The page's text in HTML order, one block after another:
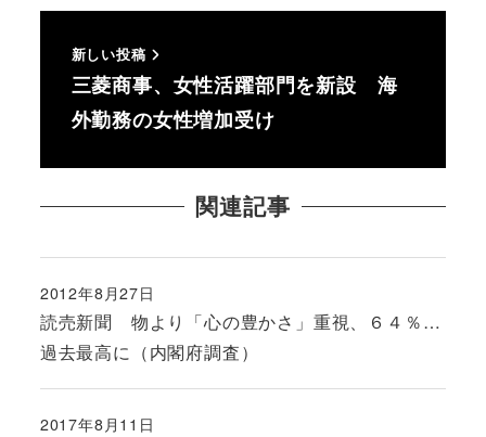
新しい投稿
三菱商事、女性活躍部門を新設 海
外勤務の女性増加受け
関連記事
読売新聞 物より「心の豊かさ」重視、６４％…
過去最高に（内閣府調査）
投稿日
2012年8月27日
2017年8月11日